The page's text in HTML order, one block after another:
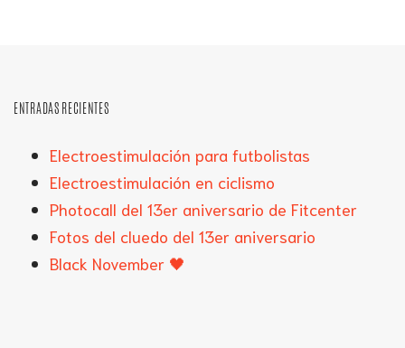
ENTRADAS RECIENTES
Electroestimulación para futbolistas
Electroestimulación en ciclismo
Photocall del 13er aniversario de Fitcenter
Fotos del cluedo del 13er aniversario
Black November 🖤